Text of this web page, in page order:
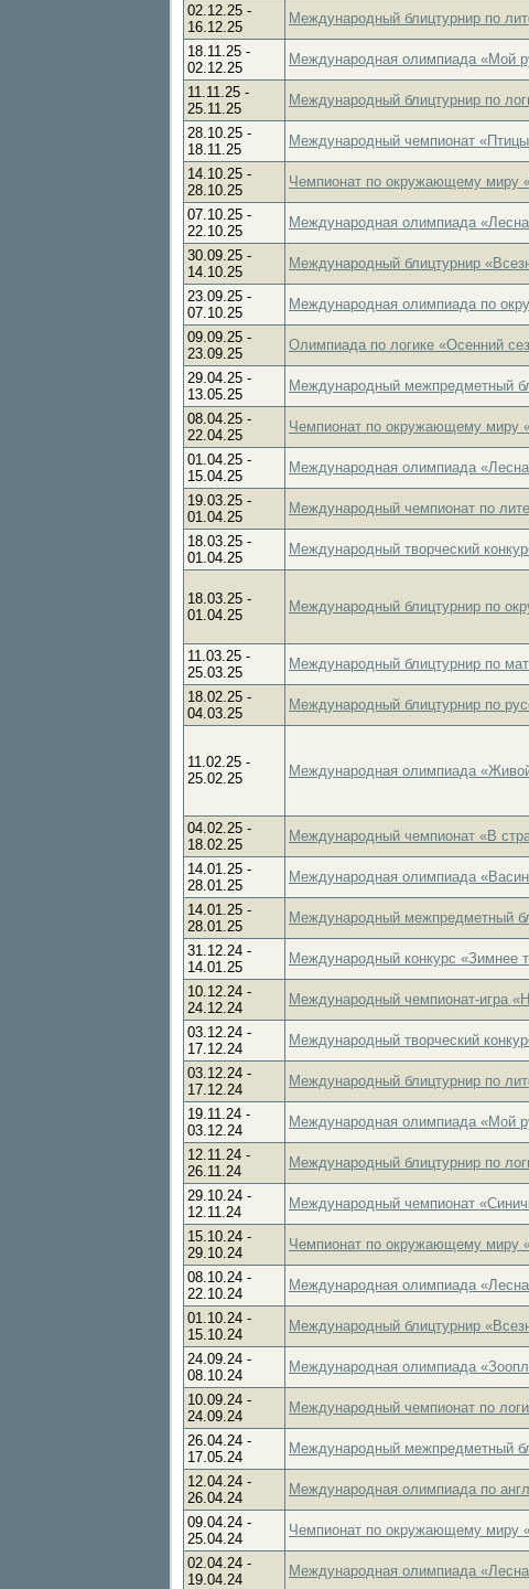
02.12.25 -
16.12.25
Международный блицтурнир по
18.11.25 -
02.12.25
Международная олимпиада «Мой
11.11.25 -
25.11.25
Международный блицтурнир по
28.10.25 -
18.11.25
Международный чемпионат
14.10.25 -
28.10.25
Чемпионат по окружающему миру
07.10.25 -
22.10.25
Международная олимпиада
30.09.25 -
14.10.25
Международный блицтурнир
23.09.25 -
07.10.25
Международная олимпиада по
09.09.25 -
23.09.25
Олимпиада по логике «Осенний
29.04.25 -
13.05.25
Международный межпредметный
08.04.25 -
22.04.25
Чемпионат по окружающему миру
01.04.25 -
15.04.25
Международная олимпиада
19.03.25 -
01.04.25
Международный чемпионат по
18.03.25 -
01.04.25
Международный творческий
18.03.25 -
01.04.25
Международный блицтурнир по
11.03.25 -
25.03.25
Международный блицтурнир по
18.02.25 -
04.03.25
Международный блицтурнир по
11.02.25 -
25.02.25
Международная олимпиада
04.02.25 -
18.02.25
Международный чемпионат «В
14.01.25 -
28.01.25
Международная олимпиада
14.01.25 -
28.01.25
Международный межпредметный
31.12.24 -
14.01.25
Международный конкурс «Зимнее
10.12.24 -
24.12.24
Международный чемпионат-игра
03.12.24 -
17.12.24
Международный творческий
03.12.24 -
17.12.24
Международный блицтурнир по
19.11.24 -
03.12.24
Международная олимпиада «Мой
12.11.24 -
26.11.24
Международный блицтурнир по
29.10.24 -
12.11.24
Международный чемпионат
15.10.24 -
29.10.24
Чемпионат по окружающему миру
08.10.24 -
22.10.24
Международная олимпиада
01.10.24 -
15.10.24
Международный блицтурнир
24.09.24 -
08.10.24
Международная олимпиада
10.09.24 -
24.09.24
Международный чемпионат по
26.04.24 -
17.05.24
Международный межпредметный
12.04.24 -
26.04.24
Международная олимпиада по
09.04.24 -
25.04.24
Чемпионат по окружающему миру
02.04.24 -
19.04.24
Международная олимпиада